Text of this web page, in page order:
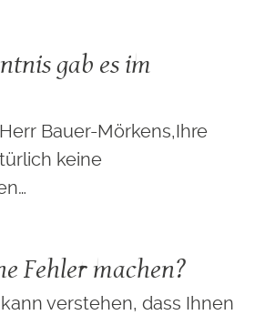
gab es im
Bauer-Mörkens,Ihre
keine
Fehler machen?
verstehen, dass Ihnen